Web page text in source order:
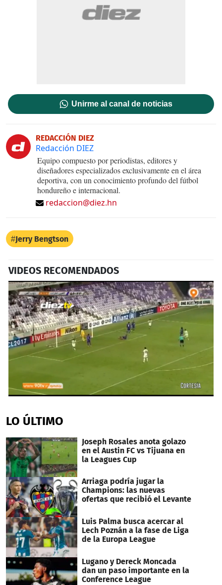
Unirme al canal de noticias
REDACCIÓN DIEZ
Redacción DIEZ
Equipo compuesto por periodistas, editores y
diseñadores especializados exclusivamente en el área
deportiva, con un conocimiento profundo del fútbol
hondureño e internacional.
redaccion@diez.hn
Jerry Bengtson
VIDEOS RECOMENDADOS
of
44
LO ÚLTIMO
Joseph Rosales anota golazo
en el Austin FC vs Tijuana en
la Leagues Cup
Arriaga podría jugar la
Champions: las nuevas
ofertas que recibió el Levante
Luis Palma busca acercar al
Lech Poznán a la fase de Liga
de la Europa League
Lugano y Dereck Moncada
dan un paso importante en la
Conference League